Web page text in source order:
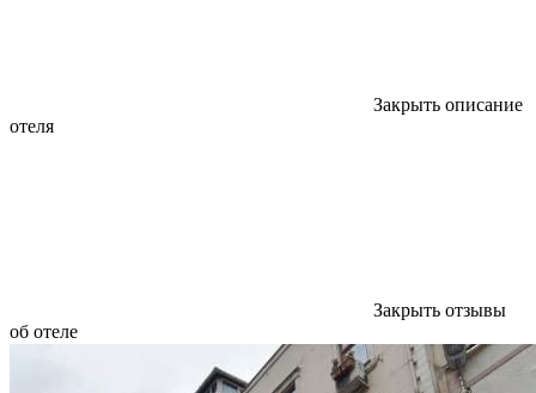
Закрыть описание
отеля
Закрыть отзывы
об отеле